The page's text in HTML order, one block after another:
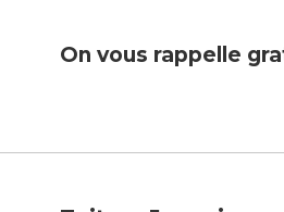
On vous rappelle